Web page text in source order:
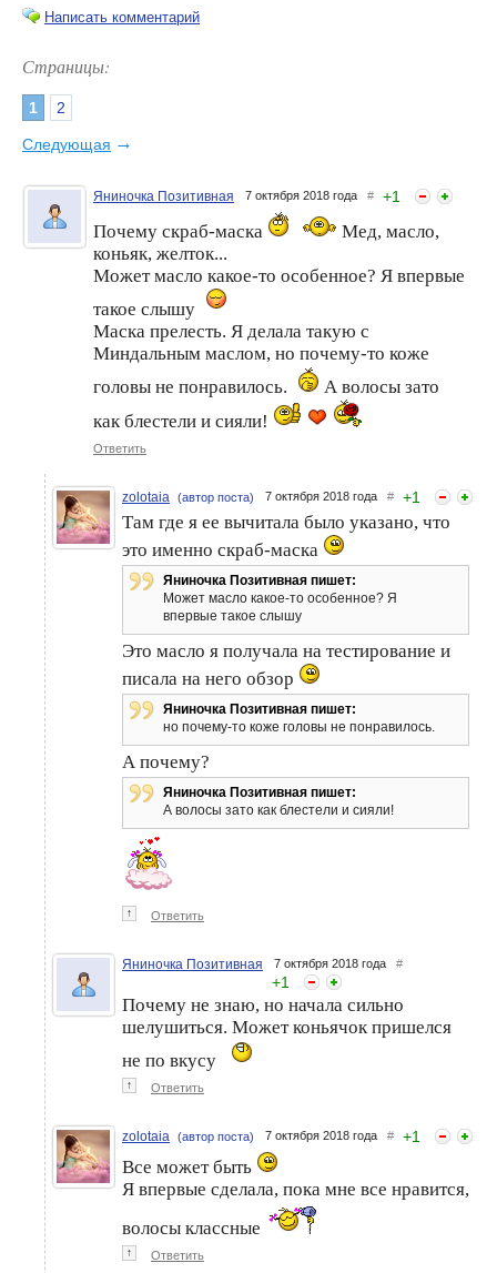
Окрашивание волос в
Как восстановить
в домашних условиях
Нечто инновационное!
Ламинирование для волос
от OG NAPLA – теперь в
домашних условиях!
Написать комментарий
Страницы:
1 2
Следующая →
Яниночка Позитивная 7 октября 2018 года # +1
Почему скраб-маска
Мед, масло,
коньяк, желток...
Может масло какое-то особенное? Я впервые
такое слышу
Маска прелесть. Я делала такую с
Миндальным маслом, но почему-то коже
головы не понравилось.
А волосы зато
как блестели и сияли!
Ответить
zolotaia (автор поста) 7 октября 2018 года # +1
Там где я ее вычитала было указано, что
это именно скраб-маска
Яниночка Позитивная пишет:
Может масло какое-то особенное? Я
впервые такое слышу
Это масло я получала на тестирование и
писала на него обзор
Яниночка Позитивная пишет:
но почему-то коже головы не понравилось.
А почему?
Яниночка Позитивная пишет:
А волосы зато как блестели и сияли!
↑ Ответить
Яниночка Позитивная 7 октября 2018 года #
+1
Почему не знаю, но начала сильно
шелушиться. Может коньячок пришелся
не по вкусу
↑ Ответить
zolotaia (автор поста) 7 октября 2018 года # +1
Все может быть
Я впервые сделала, пока мне все нравится,
волосы классные
↑ Ответить